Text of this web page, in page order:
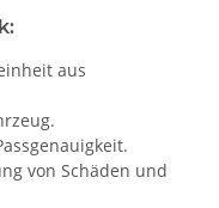
aus
von Schäden und